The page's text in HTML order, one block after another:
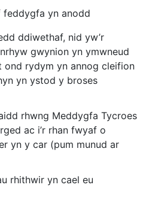
yn anodd
ddiwethaf, nid yw’r
gwynion yn ymwneud
ond rydym yn annog cleifion
yn ystod y broses
rhwng Meddygfa Tycroes
ac i’r rhan fwyaf o
yn y car (pum munud ar
rhithwir yn cael eu